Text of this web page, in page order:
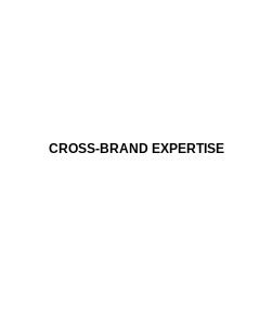
CROSS-BRAND EXPERTISE